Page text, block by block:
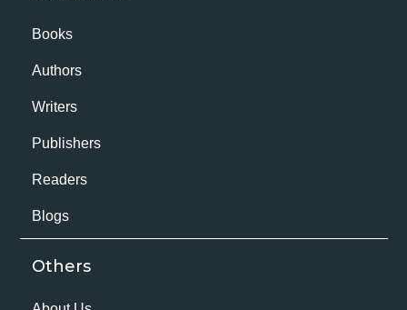
Books
Authors
Writers
Publishers
Readers
Blogs
Others